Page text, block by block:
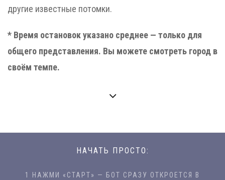
другие известные потомки.
* Время остановок указано среднее — только для
общего представления. Вы можете смотреть город в
своём темпе.
НАЧАТЬ ПРОСТО:
1 НАЖМИ «СТАРТ» — БОТ СРАЗУ ОТКРОЕТСЯ В